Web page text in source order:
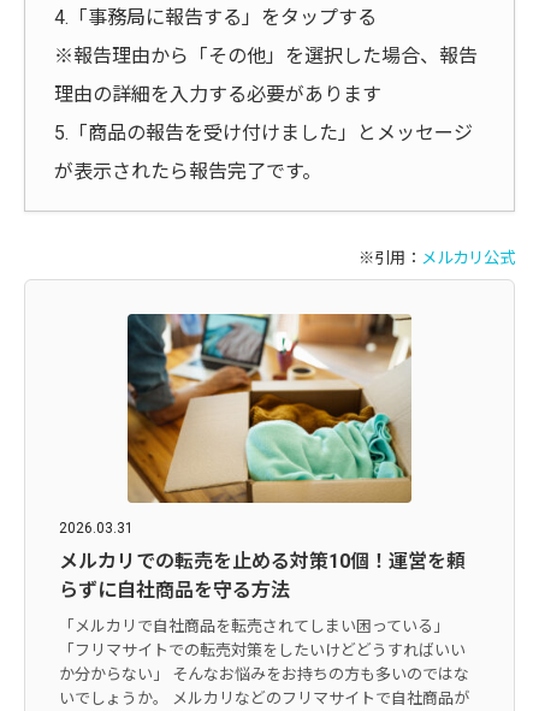
4.「事務局に報告する」をタップする
※報告理由から「その他」を選択した場合、報告
理由の詳細を入力する必要があります
5.「商品の報告を受け付けました」とメッセージ
が表示されたら報告完了です。
※引用： メルカリ公式
2026.03.31
メルカリでの転売を止める対策10個！運営を頼
らずに自社商品を守る方法
「メルカリで自社商品を転売されてしまい困っている」
「フリマサイトでの転売対策をしたいけどどうすればいい
か分からない」 そんなお悩みをお持ちの方も多いのではな
いでしょうか。 メルカリなどのフリマサイトで自社商品が